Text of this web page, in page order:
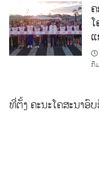
ກົ
ທີ່ຕັ້ງ ຄະນະໂຄສະນາອົ